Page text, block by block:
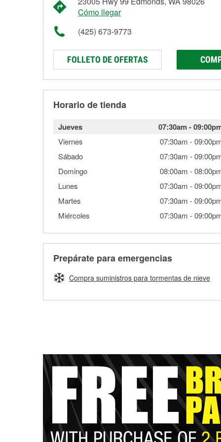
Cómo llegar
(425) 673-9773
FOLLETO DE OFERTAS
Horario de tienda
Jueves 07:30am-
Viernes 07:30am -
Sábado
07:30am -
Domingo
08:00am -
Lunes
07:30am -
Martes
07:30am -
Miércoles
07:30am -
Prepárate para emergencias
Compra suministros para tormentas de nieve